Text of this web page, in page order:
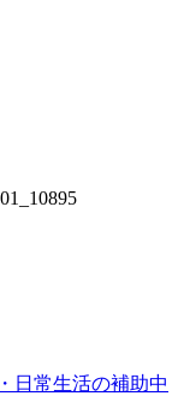
日常生活の補助中